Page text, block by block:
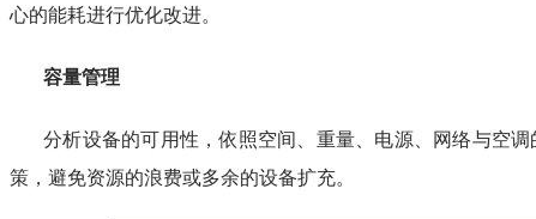
心的能耗进行优化改进。
容量管理
分析设备的可用性，依照空间、重量、电源、网络与空
策，避免资源的浪费或多余的设备扩充。